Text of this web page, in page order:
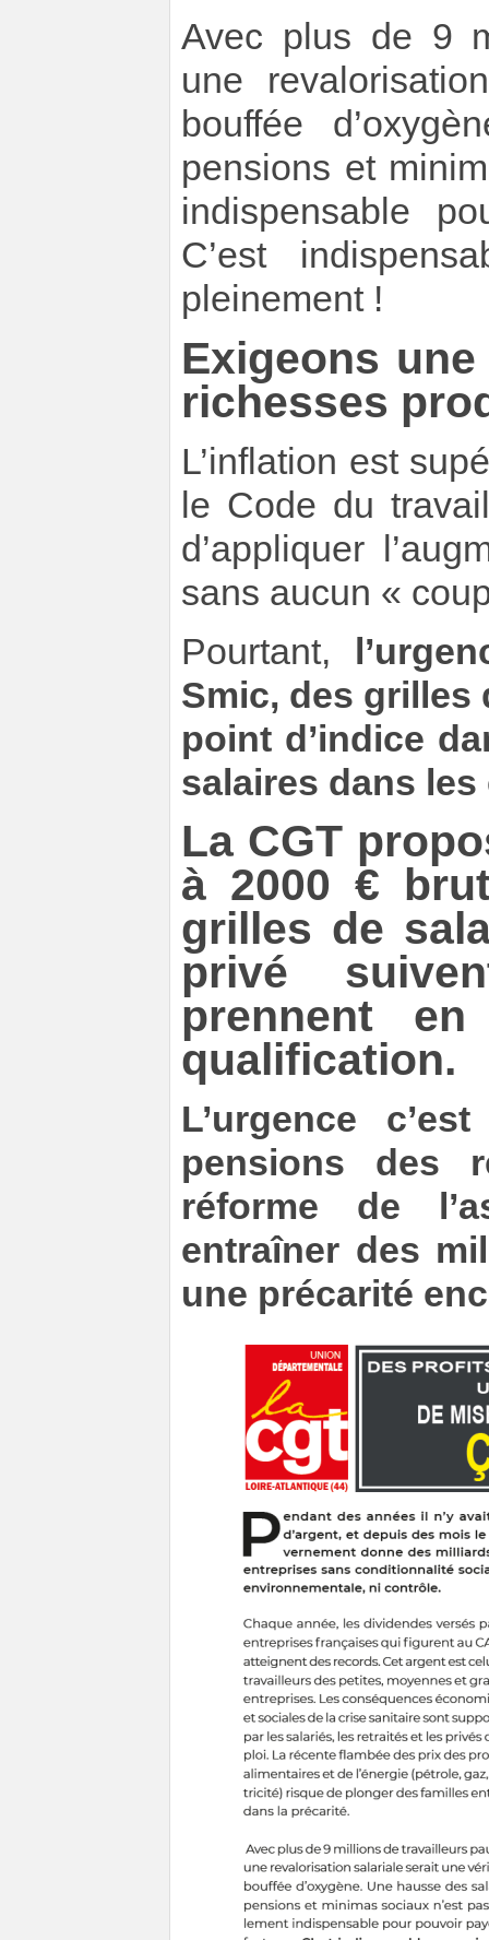
Avec plus de 9
une
bouffée
pensions et
indispensable
C’est
pleinement !
Exigeons
richesses
L’inflation est
le Code du
d’appliquer
sans aucun «
Pourtant,
Smic, des grilles
point d’indice
salaires dans
La CGT
à 2000 €
grilles de
privé
prennent
qualification.
L’urgence
pensions des
réforme de
entraîner des
une précarité